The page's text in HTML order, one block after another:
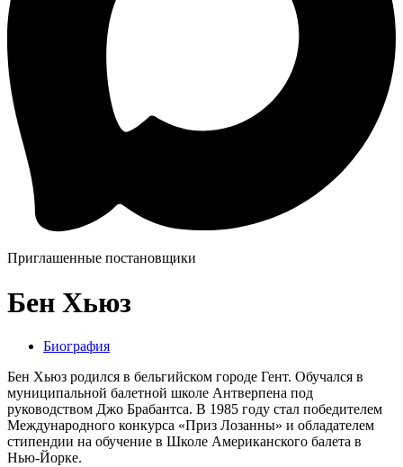
Приглашенные постановщики
Бен Хьюз
Биография
Бен Хьюз родился в бельгийском городе Гент. Обучался в
муниципальной балетной школе Антверпена под
руководством Джо Брабантса. В 1985 году стал победителем
Международного конкурса «Приз Лозанны» и обладателем
стипендии на обучение в Школе Американского балета в
Нью-Йорке.